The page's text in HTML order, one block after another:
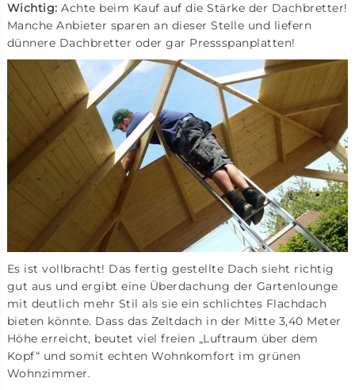
Wichtig: Achte beim Kauf auf die Stärke der Dachbretter!
Manche Anbieter sparen an dieser Stelle und liefern
dünnere Dachbretter oder gar Pressspanplatten!
Es ist vollbracht! Das fertig gestellte Dach sieht richtig
gut aus und ergibt eine Überdachung der Gartenlounge
mit deutlich mehr Stil als sie ein schlichtes Flachdach
bieten könnte. Dass das Zeltdach in der Mitte 3,40 Meter
Höhe erreicht, beutet viel freien „Luftraum über dem
Kopf“ und somit echten Wohnkomfort im grünen
Wohnzimmer.